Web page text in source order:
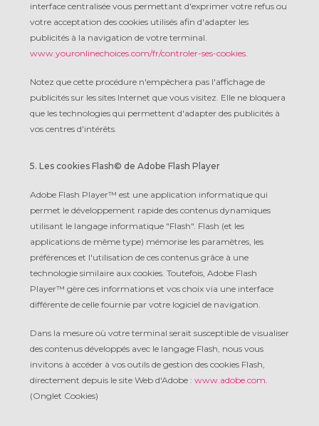
interface centralisée vous permettant d'exprimer votre refus ou
votre acceptation des cookies utilisés afin d'adapter les
publicités à la navigation de votre terminal.
www.youronlinechoices.com/fr/controler-ses-cookies.
Notez que cette procédure n'empêchera pas l'affichage de
publicités sur les sites Internet que vous visitez. Elle ne bloquera
que les technologies qui permettent d'adapter des publicités à
vos centres d'intérêts.
5. Les cookies Flash© de Adobe Flash Player
Adobe Flash Player™ est une application informatique qui
permet le développement rapide des contenus dynamiques
utilisant le langage informatique "Flash". Flash (et les
applications de même type) mémorise les paramètres, les
préférences et l'utilisation de ces contenus grâce à une
technologie similaire aux cookies. Toutefois, Adobe Flash
Player™ gère ces informations et vos choix via une interface
différente de celle fournie par votre logiciel de navigation.
Dans la mesure où votre terminal serait susceptible de visualiser
des contenus développés avec le langage Flash, nous vous
invitons à accéder à vos outils de gestion des cookies Flash,
directement depuis le site Web d'Adobe : www.adobe.com.
(Onglet Cookies)